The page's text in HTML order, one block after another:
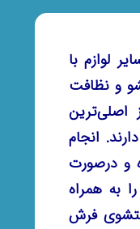
لوازم با
و نظافت
اصلی‌ترین
انجام
و درصورت
به همراه
فرش